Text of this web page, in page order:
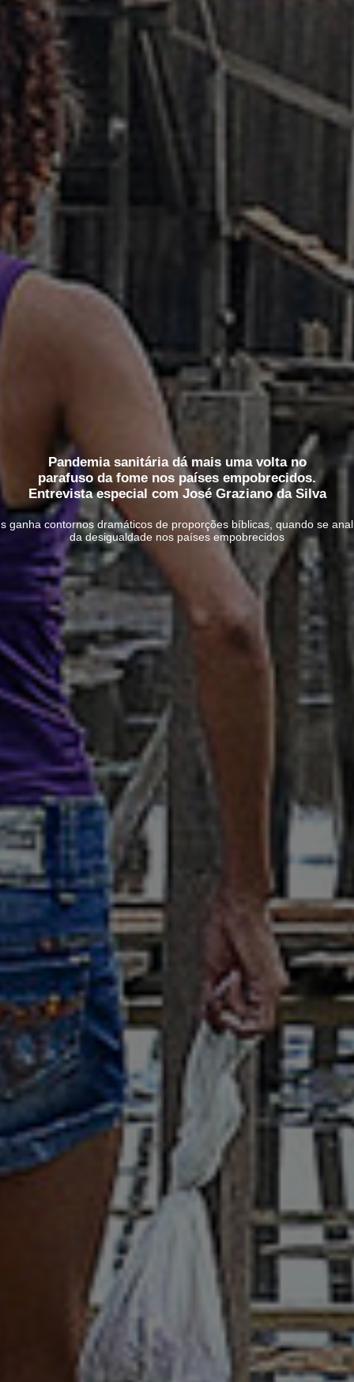
Pandemia sanitária dá mais uma volta no
parafuso da fome nos países empobrecidos.
Entrevista especial com José Graziano da Silva
ganha contornos dramáticos de proporções bíblicas, quando se
da desigualdade nos países empobrecidos